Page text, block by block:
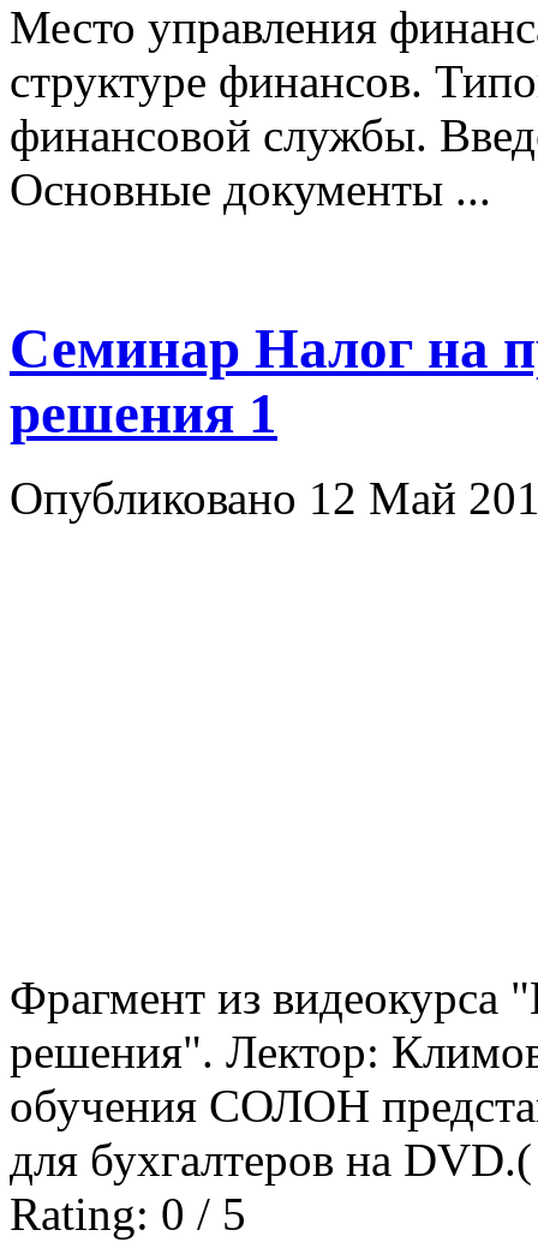
Место управления
структуре финансов.
финансовой службы.
Основные документы ...
Семинар Налог на
решения 1
Опубликовано 12 Май
Фрагмент из видеокурса
решения". Лектор:
обучения СОЛОН
для бухгалтеров на
Rating: 0 / 5